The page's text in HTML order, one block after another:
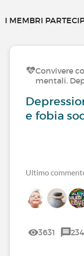
I MEMBRI
Convivere
mentali.
e fobia
Ultimo
3631 234